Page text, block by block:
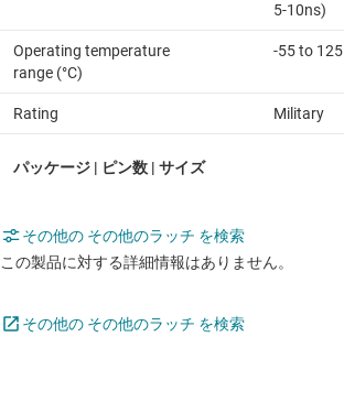
5-10ns)
Operating temperature
range (°C)
-55 to 125
Rating Military
その他の その他のラッチ を検索
この製品に対する詳細情報はありません。
その他の その他のラッチ を検索